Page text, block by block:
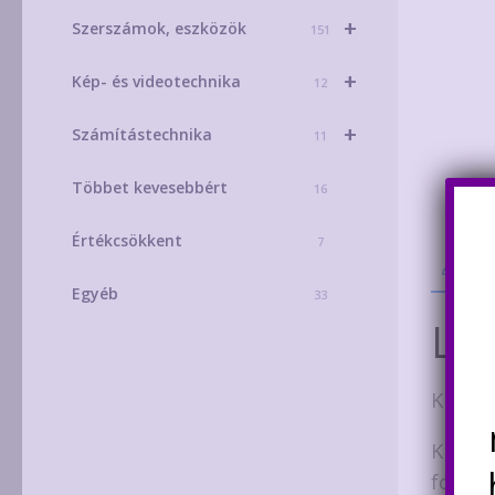
Ki
+
Szerszámok, eszközök 151
+
Kép- és videotechnika 12
+
Számítástechnika 11
Többet kevesebbért 16
Értékcsökkent 7
Egyéb 33